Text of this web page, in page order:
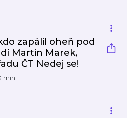
zapálil oheň pod
Martin Marek,
ČT Nedej se!
min